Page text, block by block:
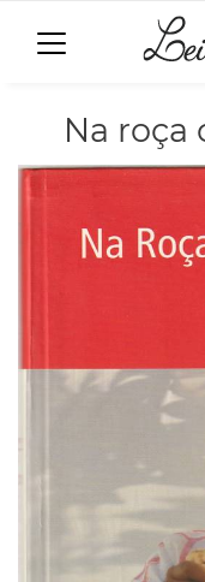
Na roça